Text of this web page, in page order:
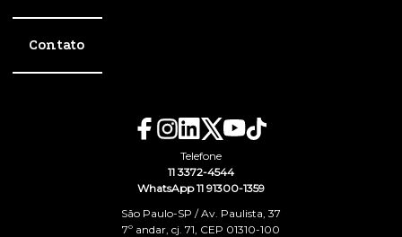
Contato
Telefone
11 3372-4544
WhatsApp 11 91300-1359
São Paulo-SP / Av. Paulista, 37
7º andar, cj. 71, CEP 01310-100